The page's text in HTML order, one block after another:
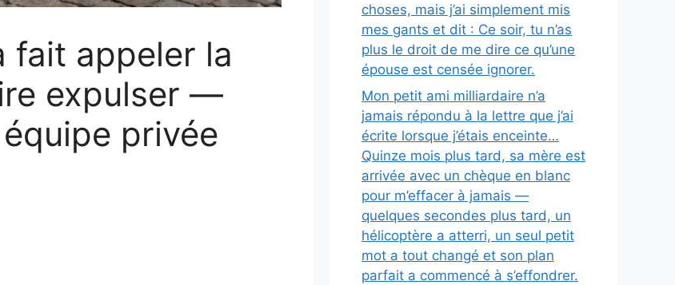
fait appeler la
expulser —
privée
choses, mais j’ai simplement mis
mes gants et dit : Ce soir, tu n’as
plus le droit de me dire ce qu’une
épouse est censée ignorer.
Mon petit ami milliardaire n’a
jamais répondu à la lettre que j’ai
écrite lorsque j’étais enceinte…
Quinze mois plus tard, sa mère est
arrivée avec un chèque en blanc
pour m’effacer à jamais —
quelques secondes plus tard, un
hélicoptère a atterri, un seul petit
mot a tout changé et son plan
parfait a commencé à s’effondrer.